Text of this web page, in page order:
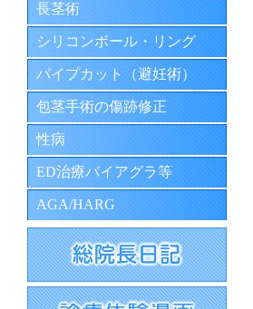
長茎術
シリコンボール・リング
パイプカット（避妊術）
包茎手術の傷跡修正
性病
ED治療バイアグラ等
AGA/HARG